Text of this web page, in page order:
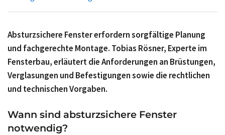
Absturzsichere Fenster erfordern sorgfältige Planung
und fachgerechte Montage. Tobias Rösner, Experte im
Fensterbau, erläutert die Anforderungen an Brüstungen,
Verglasungen und Befestigungen sowie die rechtlichen
und technischen Vorgaben.
Wann sind absturzsichere Fenster
notwendig?